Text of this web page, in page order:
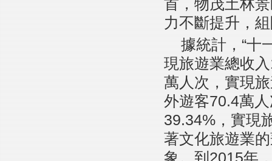
首，物茂土林
力不斷提升，
據統計，“十
現旅遊業總收
萬人次，實現
外遊客70.4萬
39.34%，實現
著文化旅遊業
象。到2015年